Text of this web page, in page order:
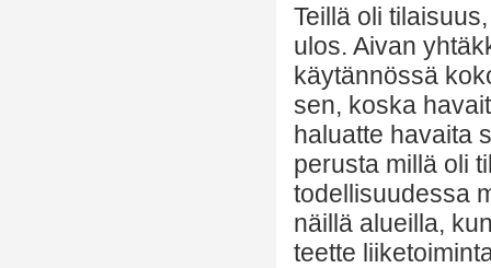
Teillä oli
ulos. Aivan
käytännössä
sen, koska
haluatte havaita
perusta millä oli
todellisuudessa
näillä alueilla,
teette